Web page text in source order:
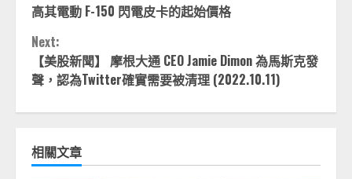
Reading
高其電動 F-150 閃電皮卡的起始價格
Next:
【美股新聞】 摩根大通 CEO Jamie Dimon 為馬斯克發
聲，認為Twitter確實需要被清理 (2022.10.11)
相關文章